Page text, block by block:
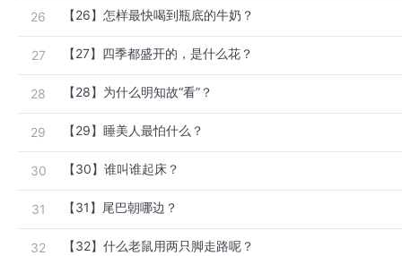
26 【26】怎样最快喝到瓶底的牛奶？
27 【27】四季都盛开的，是什么花？
28 【28】为什么明知故“看”？
29 【29】睡美人最怕什么？
30 【30】谁叫谁起床？
31 【31】尾巴朝哪边？
32 【32】什么老鼠用两只脚走路呢？